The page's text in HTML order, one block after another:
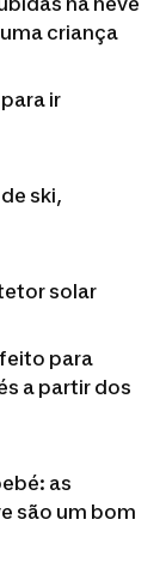
criança
ir
ski,
solar
para
a partir dos
as
são um bom